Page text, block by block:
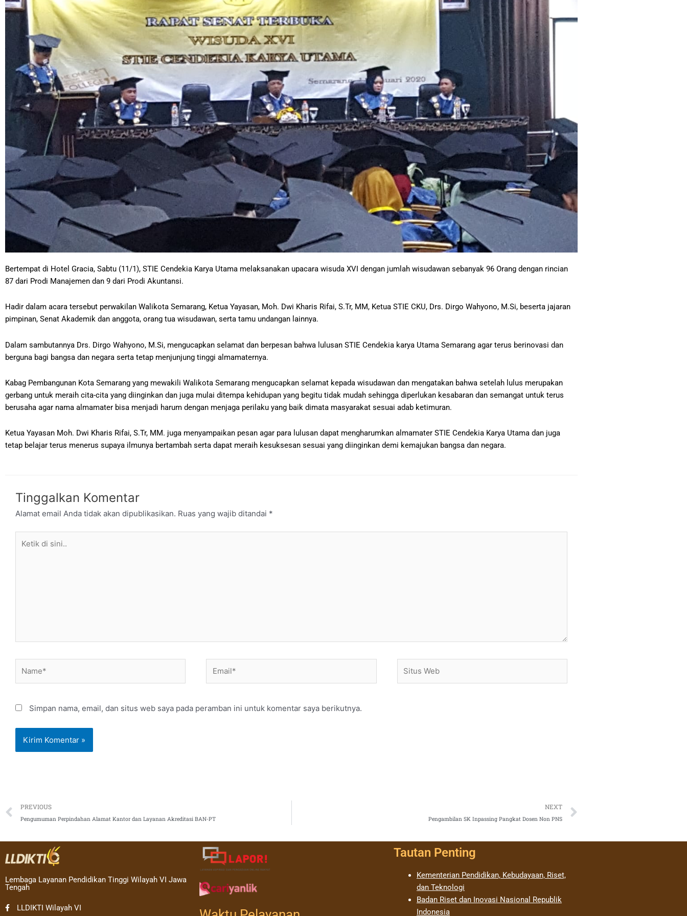
Bertempat di Hotel Gracia, Sabtu (11/1), STIE Cendekia Karya Utama melaksanakan upacara wisuda XVI dengan jumlah wisudawan sebanyak 96 Orang dengan rincian
87 dari Prodi Manajemen dan 9 dari Prodi Akuntansi.
Hadir dalam acara tersebut perwakilan Walikota Semarang, Ketua Yayasan, Moh. Dwi Kharis Rifai, S.Tr, MM, Ketua STIE CKU, Drs. Dirgo Wahyono, M.Si, beserta jajaran
pimpinan, Senat Akademik dan anggota, orang tua wisudawan, serta tamu undangan lainnya.
Dalam sambutannya Drs. Dirgo Wahyono, M.Si, mengucapkan selamat dan berpesan bahwa lulusan STIE Cendekia karya Utama Semarang agar terus berinovasi dan
berguna bagi bangsa dan negara serta tetap menjunjung tinggi almamaternya.
Kabag Pembangunan Kota Semarang yang mewakili Walikota Semarang mengucapkan selamat kepada wisudawan dan mengatakan bahwa setelah lulus merupakan
gerbang untuk meraih cita-cita yang diinginkan dan juga mulai ditempa kehidupan yang begitu tidak mudah sehingga diperlukan kesabaran dan semangat untuk terus
berusaha agar nama almamater bisa menjadi harum dengan menjaga perilaku yang baik dimata masyarakat sesuai adab ketimuran.
Ketua Yayasan Moh. Dwi Kharis Rifai, S.Tr, MM. juga menyampaikan pesan agar para lulusan dapat mengharumkan almamater STIE Cendekia Karya Utama dan juga
tetap belajar terus menerus supaya ilmunya bertambah serta dapat meraih kesuksesan sesuai yang diinginkan demi kemajukan bangsa dan negara.
Tinggalkan Komentar
Alamat email Anda tidak akan dipublikasikan. Ruas yang wajib ditandai *
Web
Simpan nama, email, dan situs web saya pada peramban ini untuk komentar saya berikutnya.
Prev
PREVIOUS
Pengumuman Perpindahan Alamat Kantor dan Layanan Akreditasi BAN-PT
NEXT
Pengambilan SK Inpassing Pangkat Dosen Non PNS
Lembaga Layanan Pendidikan Tinggi Wilayah VI Jawa
Tengah
LLDIKTI Wilayah VI
Tautan Penting
Kementerian Pendidikan, Kebudayaan, Riset,
dan Teknologi
Badan Riset dan Inovasi Nasional Republik
Indonesia